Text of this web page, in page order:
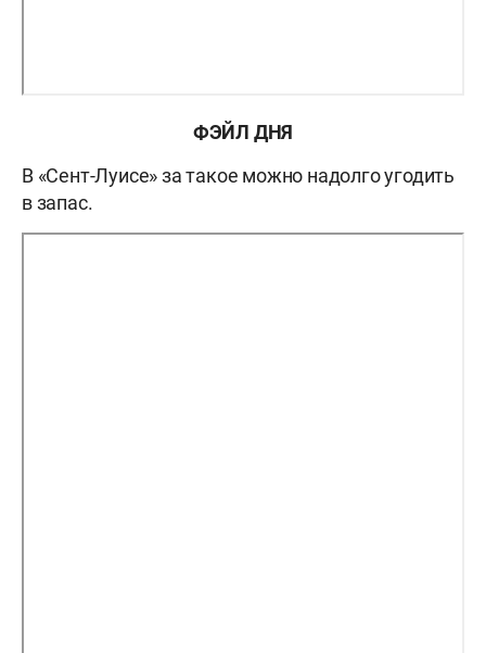
ФЭЙЛ ДНЯ
В «Сент-Луисе» за такое можно надолго угодить
в запас.